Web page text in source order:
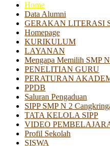
Home
Data Alumni
GERAKAN LITERASI
Homepage
KURIKULUM
LAYANAN
Mengapa Memilih SMP
PENELITIAN GURU
PERATURAN
PPDB
Saluran Pengaduan
SIPP SMP N 2
TATA KELOLA SIPP
VIDEO
Profil Sekolah
SISWA